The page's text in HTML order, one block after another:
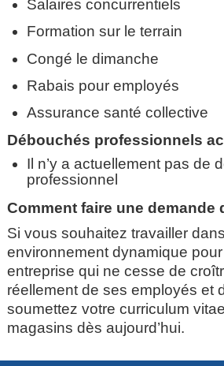
Salaires concurrentiels
Formation sur le terrain
Congé le dimanche
Rabais pour employés
Assurance santé collective
Débouchés professionnels
Il n’y a actuellement pas de
professionnel
Comment faire une demande
Si vous souhaitez travailler
environnement dynamique
entreprise qui ne cesse de
réellement de ses employés et
soumettez votre curriculum
magasins dès aujourd’hui.